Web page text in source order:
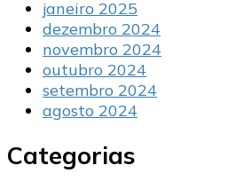
janeiro 2025
dezembro 2024
novembro 2024
outubro 2024
setembro 2024
agosto 2024
Categorias